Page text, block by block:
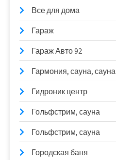
Все для дома
Гараж
Гараж Авто 92
Гармония, сауна, сауна
Гидроник центр
Гольфстрим, сауна
Гольфстрим, сауна
Городская баня